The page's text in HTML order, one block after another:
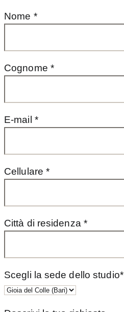
Nome *
Cognome *
E-mail *
Cellulare *
Città di residenza *
Scegli la sede dello studio*